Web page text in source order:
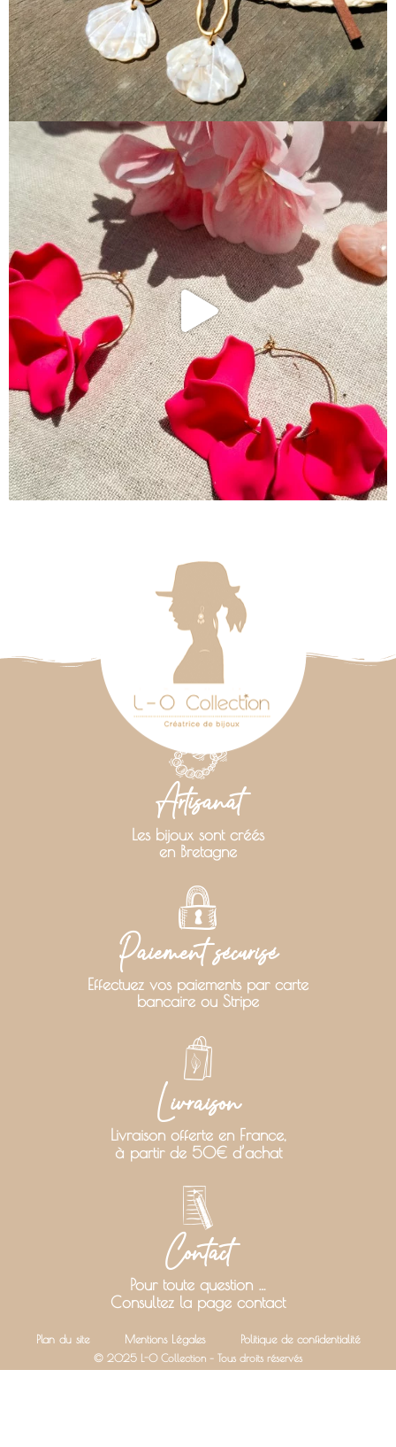
Artisanat
Les bijoux sont créés
en Bretagne
Paiement sécurisé
Effectuez vos paiements par carte
bancaire ou Stripe
Livraison
Livraison offerte en France,
à partir de 50€ d’achat
Contact
Pour toute question …
Consultez la page contact
Plan du site Mentions Légales Politique de confidentialité
© 2025 L-O Collection – Tous droits réservés